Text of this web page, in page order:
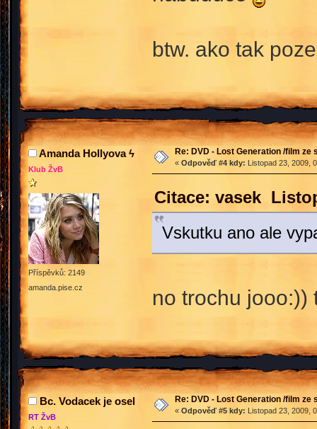
btw. ako tak
Amanda Hollyova ϟ
Klub ŽvB
Příspěvků: 2149
amanda.pise.cz
Re: DVD - Lost Generation /film ze
« Odpověď #4 kdy: Listopad 23, 2009,
Citace: vasek
Vskutku ano ale
no trochu
Bc. Vodacek je osel
RT ŽvB
Re: DVD - Lost Generation /film ze
« Odpověď #5 kdy: Listopad 23, 2009,